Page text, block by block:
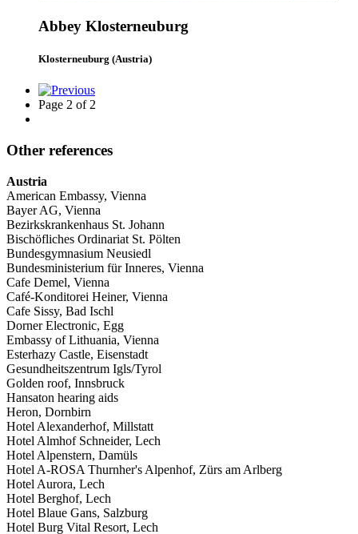
Abbey Klosterneuburg
Klosterneuburg (Austria)
Page 2 of 2
Other references
Austria
American Embassy, Vienna
Bayer AG, Vienna
Bezirkskrankenhaus St. Johann
Bischöfliches Ordinariat St. Pölten
Bundesgymnasium Neusiedl
Bundesministerium für Inneres, Vienna
Cafe Demel, Vienna
Café-Konditorei Heiner, Vienna
Cafe Sissy, Bad Ischl
Dorner Electronic, Egg
Embassy of Lithuania, Vienna
Esterhazy Castle, Eisenstadt
Gesundheitszentrum Igls/Tyrol
Golden roof, Innsbruck
Hansaton hearing aids
Heron, Dornbirn
Hotel Alexanderhof, Millstatt
Hotel Almhof Schneider, Lech
Hotel Alpenstern, Damüls
Hotel A-ROSA Thurnher's Alpenhof, Zürs am Arlberg
Hotel Aurora, Lech
Hotel Berghof, Lech
Hotel Blaue Gans, Salzburg
Hotel Burg Vital Resort, Lech